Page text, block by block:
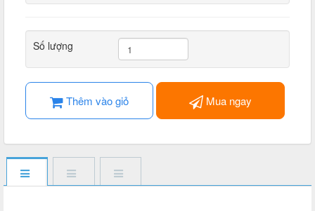
Số lượng
Thêm vào giỏ Mua ngay